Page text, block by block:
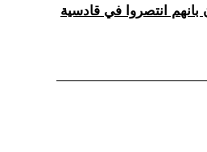
بانهم انتصروا في قادسية